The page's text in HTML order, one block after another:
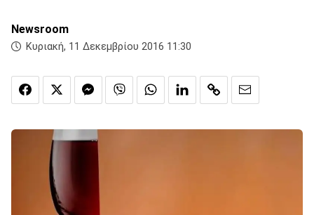
Newsroom
Κυριακή, 11 Δεκεμβρίου 2016 11:30